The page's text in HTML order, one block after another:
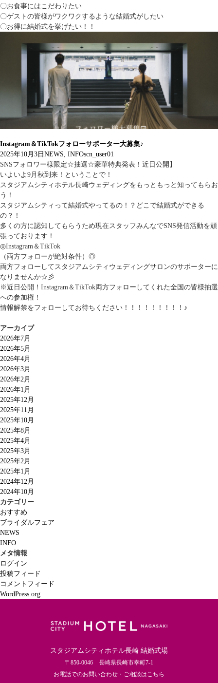
〇お食事にはこだわりたい
〇ゲストの皆様がワクワクするような結婚式がしたい
〇お得に結婚式を挙げたい！！
Instagram＆TikTokフォローサポーター大募集♪
2025年10月3日 NEWS INFOscn_user01
SNSフォロワー様限定☆抽選☆豪華特典発表！近日公開】
いよいよ9月秋到来！ということで！
スタジアムシティホテル長崎ウェディングをもっともっと知ってもらお
う！
スタジアムシティって結婚式やってるの！？どこで結婚式ができる
の？！
多くの方に認知してもらうため現在スタッフみんなでSNS発信活動を頑
張っております！
◎Instagram＆TikTok
（両方フォローが絶対条件）◎
両方フォローしてスタジアムシティウェディングサロンのサポーターに
なりませんか☆彡
※近日公開！Instagram＆TikTok両方フォローしてくれた全国の皆様抽選
への参加権！
情報解禁をフォローしてお待ちください！！！！！！！！！♪
アーカイブ
2026年7月
2026年5月
2026年4月
2026年3月
2026年2月
2026年1月
2025年12月
2025年11月
2025年10月
2025年8月
2025年4月
2025年3月
2025年2月
2025年1月
2024年12月
2024年10月
カテゴリー
おすすめ
ブライダルフェア
NEWS
INFO
メタ情報
ログイン
投稿フィード
コメントフィード
WordPress.org
スタジアムシティホテル長崎 結婚式場
〒850-0046 長崎県長崎市幸町7-1
お電話でのお問い合わせ・ご相談はこちら